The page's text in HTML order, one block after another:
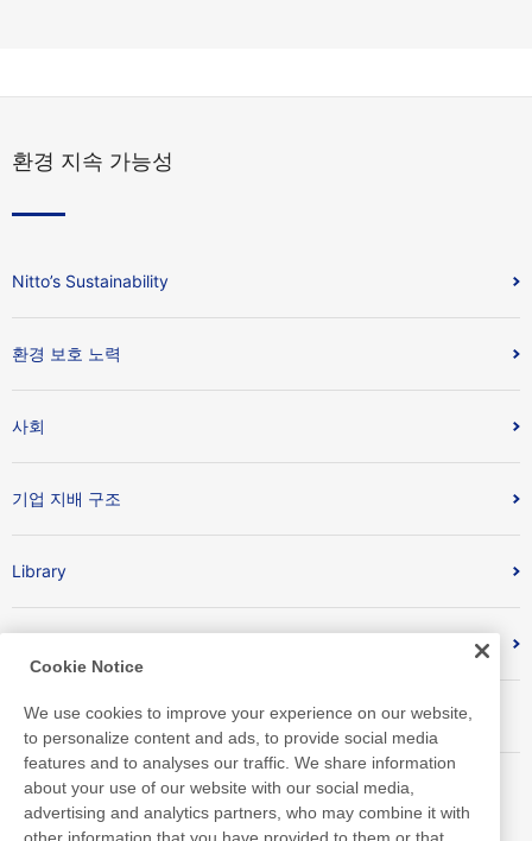
환경 지속 가능성
Nitto’s Sustainability
환경 보호 노력
사회
기업 지배 구조
Library
지수
Cookie Notice
We use cookies to improve your experience on our website,
to personalize content and ads, to provide social media
features and to analyses our traffic. We share information
about your use of our website with our social media,
advertising and analytics partners, who may combine it with